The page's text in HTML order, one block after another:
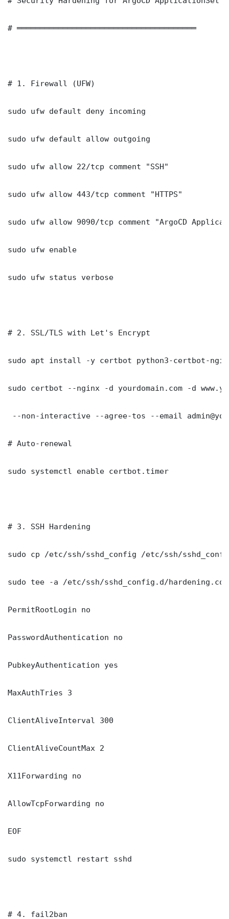
# ═══════════════════════════════════════
# 1. Firewall (UFW)
sudo ufw default deny incoming
sudo ufw default allow outgoing
sudo ufw allow 22/tcp comment "SSH"
sudo ufw allow 443/tcp comment "HTTPS"
sudo ufw allow 9090/tcp comment "ArgoCD
sudo ufw enable
sudo ufw status verbose
# 2. SSL/TLS with Let's Encrypt
sudo apt install -y certbot python3-certbot-
sudo certbot --nginx -d yourdomain.com -d
--non-interactive --agree-tos --email
# Auto-renewal
sudo systemctl enable certbot.timer
# 3. SSH Hardening
sudo cp /etc/ssh/sshd_config /etc/ssh/
sudo tee -a /etc/ssh/sshd_config.d/
PermitRootLogin no
PasswordAuthentication no
PubkeyAuthentication yes
MaxAuthTries 3
ClientAliveInterval 300
ClientAliveCountMax 2
X11Forwarding no
AllowTcpForwarding no
EOF
sudo systemctl restart sshd
# 4. fail2ban